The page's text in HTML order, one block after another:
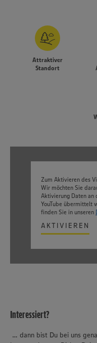
Attraktiver
Standort
Zum Aktivieren des
Wir möchten Sie
Aktivierung Daten an
YouTube übermittelt
finden Sie in unseren
AKTIVIEREN
Interessiert?
… dann bist Du bei uns